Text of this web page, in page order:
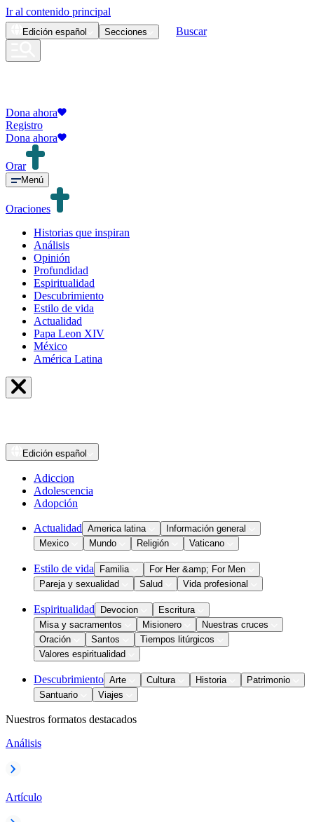
Ir al contenido principal
Edición español Secciones Buscar
Dona ahora
Registro
Dona ahora
Orar
Menú
Oraciones
Historias que inspiran
Análisis
Opinión
Profundidad
Espiritualidad
Descubrimiento
Estilo de vida
Actualidad
Papa Leon XIV
México
América Latina
Edición español
Adiccion
Adolescencia
Adopción
Actualidad America latina
Información general
Mexico
Mundo Religión Vaticano
Estilo de vida Familia
For Her &amp; For Men
Pareja y sexualidad
Salud Vida profesional
Espiritualidad Devocion
Escritura
Misa y sacramentos
Misionero
Nuestras cruces
Oración
Santos
Tiempos litúrgicos
Valores espiritualidad
Descubrimiento Arte Cultura Historia
Patrimonio
Santuario
Viajes
Nuestros formatos destacados
Análisis
Artículo